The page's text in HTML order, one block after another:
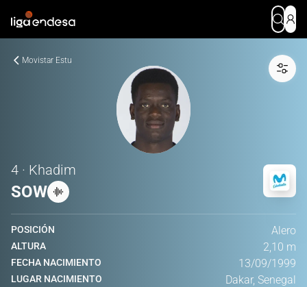
Movistar Estu
4 · Khadim
SOW
POSICIÓN Alero
ALTURA 2,10 m
FECHA NACIMIENTO 13/09/1999
LUGAR NACIMIENTO Dakar, Senegal